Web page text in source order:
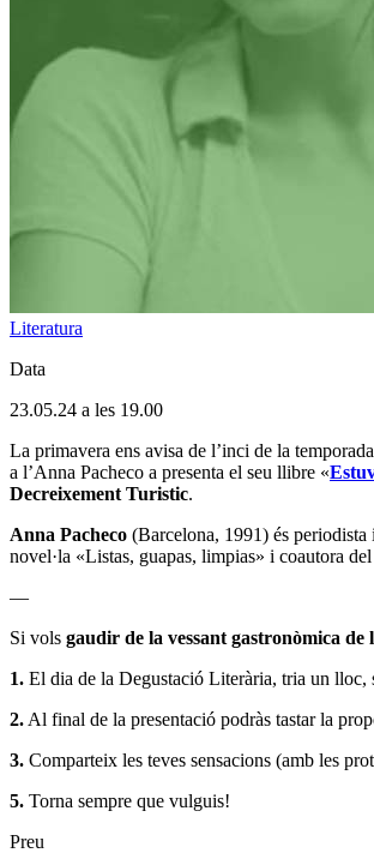
Literatura
Data
23.05.24 a les 19.00
La primavera ens avisa de l’inci de la
a l’Anna Pacheco a presenta el seu llibre «
Decreixement Turistic.
Anna Pacheco (Barcelona, 1991) és periodista
novel·la «Listas, guapas, limpias» i coautora
—
Si vols gaudir de la vessant gastronòmica de
1. El dia de la Degustació Literària, tria un lloc,
2. Al final de la presentació podràs tastar la
3. Comparteix les teves sensacions (amb les
5. Torna sempre que vulguis!
Preu